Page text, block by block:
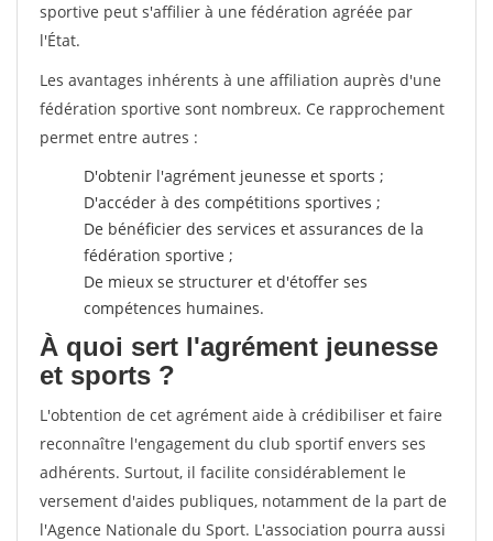
sportive peut s'affilier à une fédération agréée par
l'État.
Les avantages inhérents à une affiliation auprès d'une
fédération sportive sont nombreux. Ce rapprochement
permet entre autres :
D'obtenir l'agrément jeunesse et sports ;
D'accéder à des compétitions sportives ;
De bénéficier des services et assurances de la
fédération sportive ;
De mieux se structurer et d'étoffer ses
compétences humaines.
À quoi sert l'agrément jeunesse
et sports ?
L'obtention de cet agrément aide à crédibiliser et faire
reconnaître l'engagement du club sportif envers ses
adhérents. Surtout, il facilite considérablement le
versement d'aides publiques, notamment de la part de
l'Agence Nationale du Sport. L'association pourra aussi